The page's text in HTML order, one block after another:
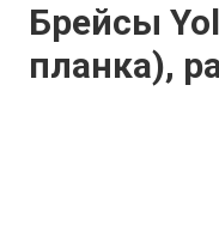
Брейсы
планка),